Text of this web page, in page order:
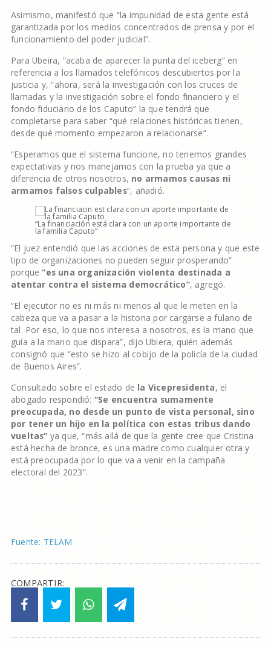
Asimismo, manifestó que “la impunidad de esta gente está
garantizada por los medios concentrados de prensa y por el
funcionamiento del poder judicial”.
Para Ubeira, “acaba de aparecer la punta del iceberg” en
referencia a los llamados telefónicos descubiertos por la
justicia y, “ahora, será la investigación con los cruces de
llamadas y la investigación sobre el fondo financiero y el
fondo fiduciario de los Caputo” la que tendrá que
completarse para saber “qué relaciones históricas tienen,
desde qué momento empezaron a relacionarse”.
“Esperamos que el sistema funcione, no tenemos grandes
expectativas y nos manejamos con la prueba ya que a
diferencia de otros nosotros, no armamos causas ni
armamos falsos culpables“, añadió.
“La financiación está clara con un aporte importante de
la familia Caputo”
“El juez entendió que las acciones de esta persona y que este
tipo de organizaciones no pueden seguir prosperando”
porque“es una organización violenta destinada a
atentar contra el sistema democrático”, agregó.
“El ejecutor no es ni más ni menos al que le meten en la
cabeza que va a pasar a la historia por cargarse a fulano de
tal. Por eso, lo que nos interesa a nosotros, es la mano que
guía a la mano que dispara”, dijo Ubiera, quién además
consignó que “esto se hizo al cobijo de la policía de la ciudad
de Buenos Aires”.
Consultado sobre el estado de la Vicepresidenta, el
abogado respondió: “Se encuentra sumamente
preocupada, no desde un punto de vista personal, sino
por tener un hijo en la política con estas tribus dando
vueltas” ya que, “más allá de que la gente cree que Cristina
está hecha de bronce, es una madre como cualquier otra y
está preocupada por lo que va a venir en la campaña
electoral del 2023”.
Fuente: TELAM
COMPARTIR: